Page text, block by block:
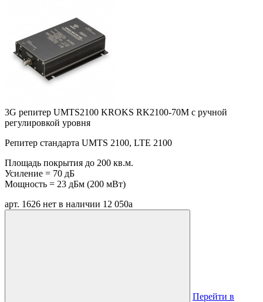
3G репитер UMTS2100 KROKS RK2100-70M с ручной
регулировкой уровня
Репитер стандарта UMTS 2100, LTE 2100
Площадь покрытия до 200 кв.м.
Усиление = 70 дБ
Мощность = 23 дБм (200 мВт)
арт. 1626 нет в наличии 12 050a
Перейти в